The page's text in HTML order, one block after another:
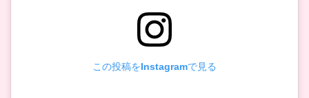
この投稿をInstagramで見る